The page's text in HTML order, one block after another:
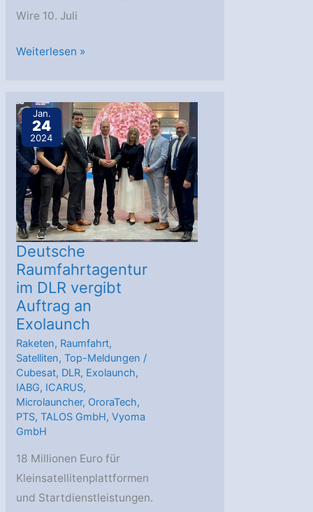
Wire 10. Juli
Exolaunch:
6-
Erstflug
Satelliten
ausgesetzt
Weiterlesen »
Jan.
24
2024
Deutsche
Raumfahrtagentur
im DLR vergibt
Auftrag an
Exolaunch
Raketen, Raumfahrt,
Satelliten,Top-Meldungen /
Cubesat, DLR, Exolaunch,
IABG, ICARUS,
Microlauncher, OroraTech,
PTS,TALOS GmbH,Vyoma
GmbH
18 Millionen Euro für
Kleinsatellitenplattformen
und Startdienstleistungen.